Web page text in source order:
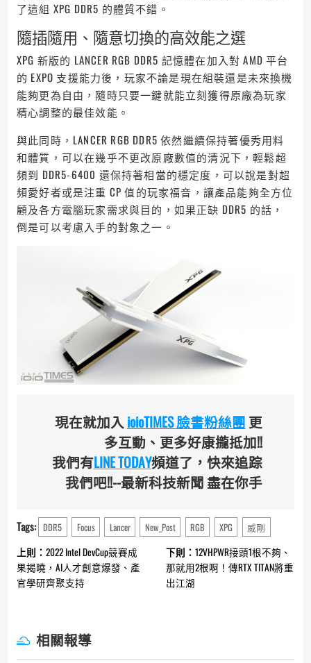
了這組 XPG DDR5 的體質不錯。
隨插隨用、隨意切換的高效能之選
XPG 新版的 LANCER RGB DDR5 記憶體在加入對 AMD 平台
的 EXPO 支援能力後，玩家不論是現在組裝還是未來換機
能夠更為自由，隨時只要一鍵就能立刻獲得原廠為玩家
精心調整的最佳效能。
與此同時，LANCER RGB DDR5 依然繼續保持著優秀用料
和體質，可以在幾乎不更改原廠數值的清況下，輕鬆超
頻到 DDR5-6400 還保持著相當的穩定度，可以說是對超
頻愛好者或是注重 CP 值的玩家福音，讓產品能夠全方位
顧及各方電腦玩家需求與目的，如果正缺 DDR5 的話，
倒是可以考慮入手的對象之一。
現在就加入ioioTIMES 臉書粉絲團更
多互動、更多好康攏抵加!!
我們有LINE TODAY頻道了，快來追踪
我們吧!!--最新科技新聞 盡在你手
Tags: DDR5 Focus Lancer New_Post RGB XPG 威剛
Continue
Reading
上則： 2022 Intel DevCup競賽成
果揭曉，AI人才創意爆發、產
官學研齊聚支持
下則： 12VHPWR接頭1根不夠、
那就用2根啊！傳RTX TITAN將重
出江湖
相關報導